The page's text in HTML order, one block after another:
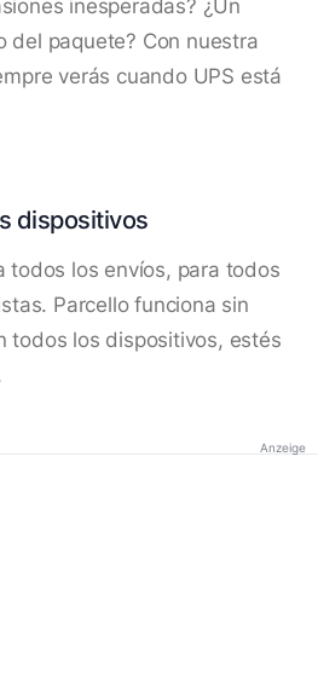
inesperadas? ¿Un
del paquete? Con nuestra
verás cuando UPS está
dispositivos
todos los envíos, para todos
Parcello funciona sin
todos los dispositivos, estés
Anzeige